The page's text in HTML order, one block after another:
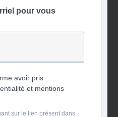
pour vous
avoir pris
et mentions
sur le lien présent dans